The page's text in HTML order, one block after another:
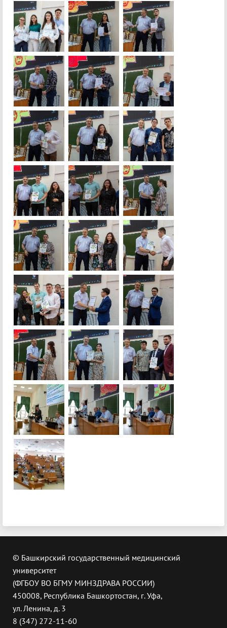
© Башкирский государственный медицинский
университет
(ФГБОУ ВО БГМУ МИНЗДРАВА РОССИИ)
450008, Республика Башкортостан, г. Уфа,
ул. Ленина, д. 3
8 (347) 272-11-60